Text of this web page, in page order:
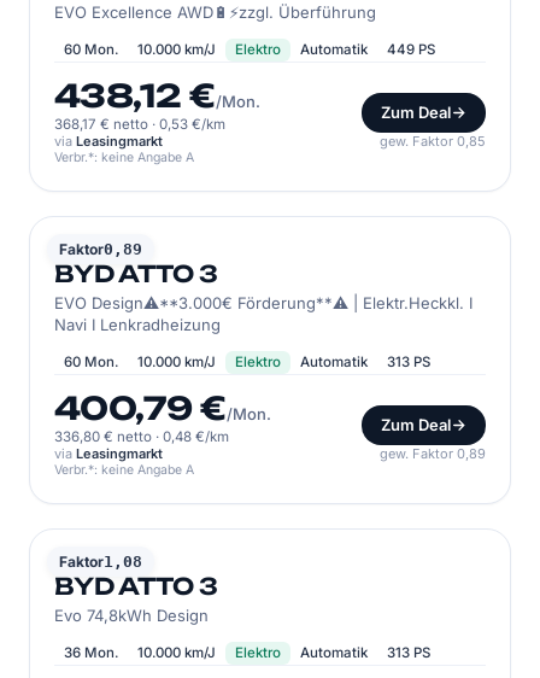
EVO Excellence AWD🔋⚡zzgl. Überführung
60 Mon. 10.000 km/J Elektro Automatik 449 PS
438,12 €/Mon.
368,17 € netto · 0,53 €/km
Zum Deal
via Leasingmarkt gew. Faktor 0,85
Verbr.*: keine Angabe A
Faktor0,89
BYD
BYD ATTO 3
EVO Design⚠️**3.000€ Förderung**⚠️ | Elektr.Heckkl. I
Navi I Lenkradheizung
60 Mon. 10.000 km/J Elektro Automatik 313 PS
400,79 €/Mon.
336,80 € netto · 0,48 €/km
Zum Deal
via Leasingmarkt gew. Faktor 0,89
Verbr.*: keine Angabe A
Faktor1,08
BYD
BYD ATTO 3
Evo 74,8kWh Design
36 Mon. 10.000 km/J Elektro Automatik 313 PS